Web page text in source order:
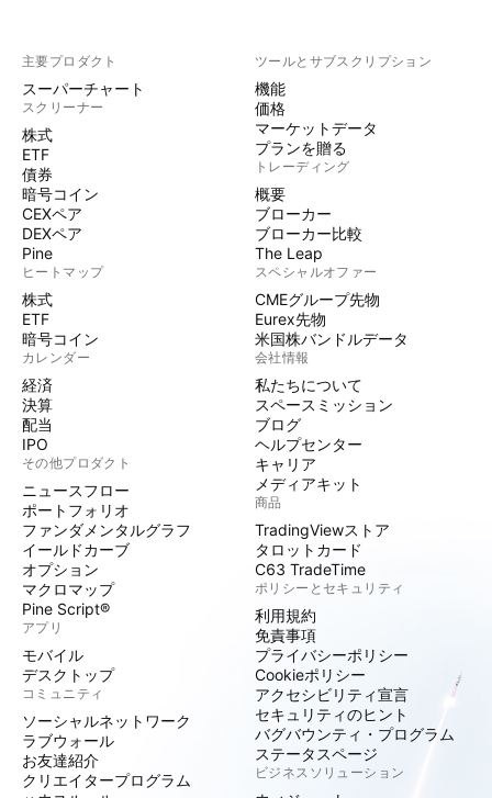
主要プロダクト
スーパーチャート
スクリーナー
株式
ETF
債券
暗号コイン
CEXペア
DEXペア
Pine
ヒートマップ
株式
ETF
暗号コイン
カレンダー
経済
決算
配当
IPO
その他プロダクト
ニュースフロー
ポートフォリオ
ファンダメンタルグラフ
イールドカーブ
オプション
マクロマップ
Pine Script®
アプリ
モバイル
デスクトップ
コミュニティ
ソーシャルネットワーク
ラブウォール
お友達紹介
クリエイタープログラム
ツールとサブスクリプション
機能
価格
マーケットデータ
プランを贈る
トレーディング
概要
ブローカー
ブローカー比較
The Leap
スペシャルオファー
CMEグループ先物
Eurex先物
米国株バンドルデータ
会社情報
私たちについて
スペースミッション
ブログ
ヘルプセンター
キャリア
メディアキット
商品
TradingViewストア
タロットカード
C63 TradeTime
ポリシーとセキュリティ
利用規約
免責事項
プライバシーポリシー
Cookieポリシー
アクセシビリティ宣言
セキュリティのヒント
バグバウンティ・プログラム
ステータスページ
ビジネスソリューション